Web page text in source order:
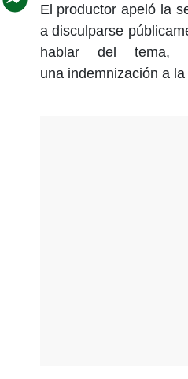
El productor apeló la
a disculparse
hablar del tema,
una indemnización a